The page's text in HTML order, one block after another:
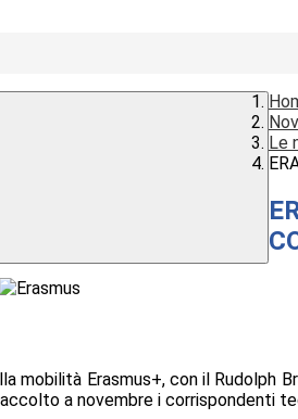
Le
Erasmus+, con il Rudolph
a novembre i corrispondenti